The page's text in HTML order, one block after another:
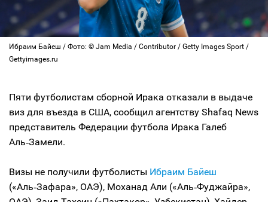
Ибраим Байеш / Фото: © Jam Media / Contributor / Getty Images Sport /
Gettyimages.ru
Пяти футболистам сборной Ирака отказали в выдаче
виз для въезда в США, сообщил агентству Shafaq News
представитель Федерации футбола Ирака Галеб
Аль‑Замели.
Визы не получили футболисты Ибраим Байеш
(«Аль‑Зафара», ОАЭ), Моханад Али («Аль‑Фуджайра»,